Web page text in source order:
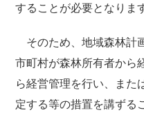
することが必要となりま
そのため、地域森林計
市町村が森林所有者から
ら経営管理を行い、また
定する等の措置を講ずる